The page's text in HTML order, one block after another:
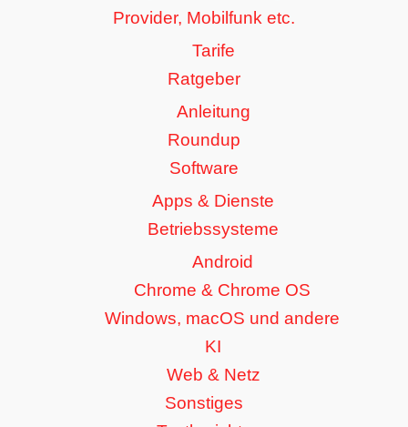
Provider, Mobilfunk etc.
Tarife
Ratgeber
Anleitung
Roundup
Software
Apps & Dienste
Betriebssysteme
Android
Chrome & Chrome OS
Windows, macOS und andere
KI
Web & Netz
Sonstiges